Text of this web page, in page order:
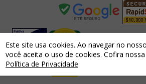
Este site usa cookies. Ao navegar no
você aceita o uso de cookies. Cofira nossa
Política de Privacidade.